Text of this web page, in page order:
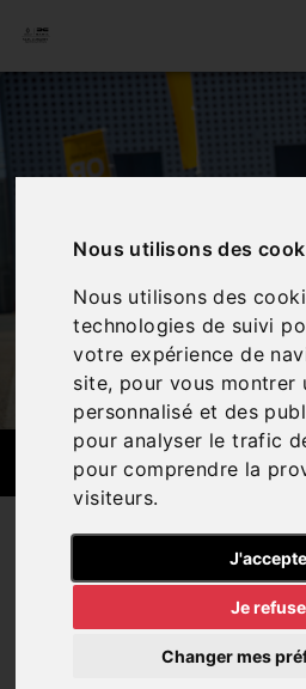
Nous utilisons des
Nous utilisons des
technologies de suivi
votre expérience de
site, pour vous montrer
personnalisé et des
pour analyser le trafic
pour comprendre la
visiteurs.
J'accepte
Je refuse
Changer mes
VENTE DE
Nos services Vente de